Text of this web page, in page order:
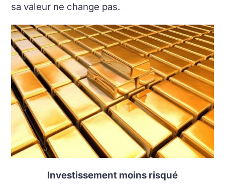
sa valeur ne change pas.
Investissement moins risqué